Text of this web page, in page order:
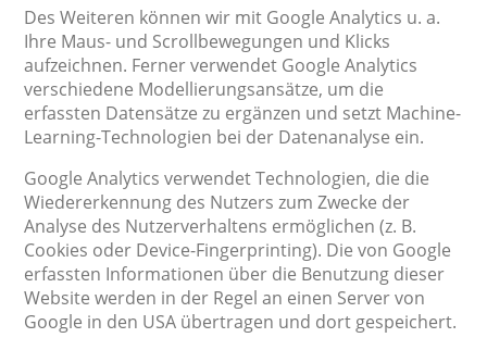
Des Weiteren können wir mit Google Analytics u. a.
Ihre Maus- und Scrollbewegungen und Klicks
aufzeichnen. Ferner verwendet Google Analytics
verschiedene Modellierungsansätze, um die
erfassten Datensätze zu ergänzen und setzt Machine-
Learning-Technologien bei der Datenanalyse ein.
Google Analytics verwendet Technologien, die die
Wiedererkennung des Nutzers zum Zwecke der
Analyse des Nutzerverhaltens ermöglichen (z. B.
Cookies oder Device-Fingerprinting). Die von Google
erfassten Informationen über die Benutzung dieser
Website werden in der Regel an einen Server von
Google in den USA übertragen und dort gespeichert.